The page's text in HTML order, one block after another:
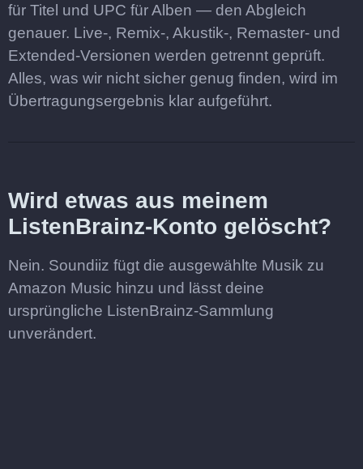
für Titel und UPC für Alben — den Abgleich
genauer. Live-, Remix-, Akustik-, Remaster- und
Extended-Versionen werden getrennt geprüft.
Alles, was wir nicht sicher genug finden, wird im
Übertragungsergebnis klar aufgeführt.
Wird etwas aus meinem
ListenBrainz-Konto gelöscht?
Nein. Soundiiz fügt die ausgewählte Musik zu
Amazon Music hinzu und lässt deine
ursprüngliche ListenBrainz-Sammlung
unverändert.